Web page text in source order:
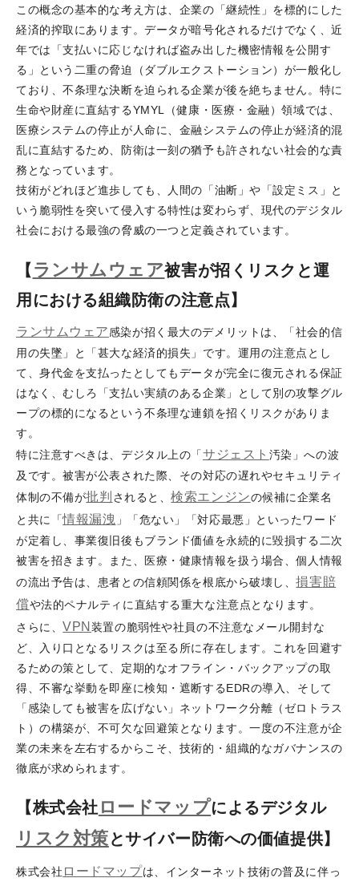
この概念の基本的な考え方は、企業の「継続性」を標的にした
経済的搾取にあります。データが暗号化されるだけでなく、近
年では「支払いに応じなければ盗み出した機密情報を公開す
る」という二重の脅迫（ダブルエクストーション）が一般化し
ており、不条理な決断を迫られる企業が後を絶ちません。特に
生命や財産に直結するYMYL（健康・医療・金融）領域では、
医療システムの停止が人命に、金融システムの停止が経済的混
乱に直結するため、防衛は一刻の猶予も許されない社会的な責
務となっています。
技術がどれほど進歩しても、人間の「油断」や「設定ミス」と
いう脆弱性を突いて侵入する特性は変わらず、現代のデジタル
社会における最強の脅威の一つと定義されています。
【 ランサムウェア被害が招くリスクと運
用における組織防衛の注意点】
ランサムウェア感染が招く最大のデメリットは、「社会的信
用の失墜」と「甚大な経済的損失」です。運用の注意点とし
て、身代金を支払ったとしてもデータが完全に復元される保証
はなく、むしろ「支払い実績のある企業」として別の攻撃グル
ープの標的になるという不条理な連鎖を招くリスクがありま
す。
特に注意すべきは、デジタル上の「サジェスト 汚染」への波
及です。被害が公表された際、その対応の遅れやセキュリティ
体制の不備が批判 されると、検索エンジンの候補に企業名
と共に「情報漏洩 」「危ない」「対応最悪」といったワード
が定着し、事業復旧後もブランド価値を永続的に毀損する二次
被害を招きます。また、医療・健康情報を扱う場合、個人情報
の流出予告は、患者との信頼関係を根底から破壊し、損害賠
償や法的ペナルティに直結する重大な注意点となります。
さらに、VPN 装置の脆弱性や社員の不注意なメール開封な
ど、入り口となるリスクは至る所に存在します。これを回避す
るための策として、定期的なオフライン・バックアップの取
得、不審な挙動を即座に検知・遮断するEDRの導入、そして
「感染しても被害を広げない」ネットワーク分離（ゼロトラス
ト）の構築が、不可欠な回避策となります。一度の不注意が企
業の未来を左右するからこそ、技術的・組織的なガバナンスの
徹底が求められます。
【株式会社 ロードマップによるデジタル
リスク対策とサイバー防衛への価値提供】
株式会社 ロードマップは、インターネット技術の普及に伴っ